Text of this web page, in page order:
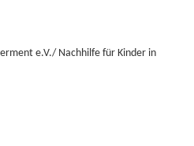
e.V./ Nachhilfe für Kinder in